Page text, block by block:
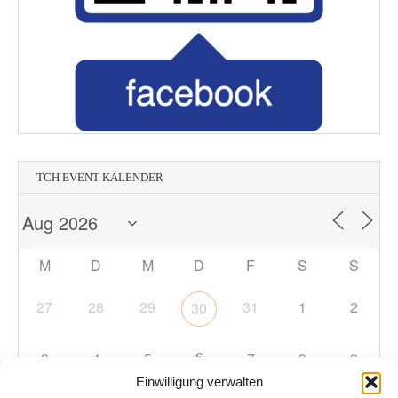
Einwilligung verwalten
TCH EVENT KALENDER
M D M D F S S
27 28 29 30 31 1 2
3 4 5 6 7 8 9